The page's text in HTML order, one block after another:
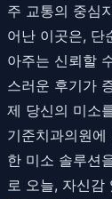
주 교통의 중심
어난 이곳은, 단
아주는 신뢰할
스러운 후기가
제 당신의 미소
기준치과의원에
한 미소 솔루션
로 오늘, 자신감